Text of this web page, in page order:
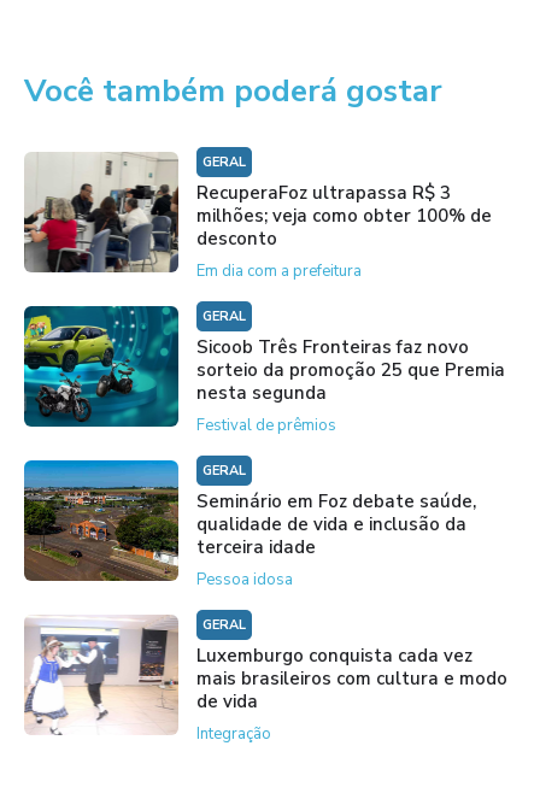
Você também poderá gostar
GERAL
RecuperaFoz ultrapassa R$ 3
milhões; veja como obter 100% de
desconto
Em dia com a prefeitura
GERAL
Sicoob Três Fronteiras faz novo
sorteio da promoção 25 que Premia
nesta segunda
Festival de prêmios
GERAL
Seminário em Foz debate saúde,
qualidade de vida e inclusão da
terceira idade
Pessoa idosa
GERAL
Luxemburgo conquista cada vez
mais brasileiros com cultura e modo
de vida
Integração